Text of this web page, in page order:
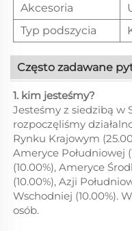
Akcesoria
Typ podszycia
Często zadawane
1. kim jesteśmy?
Jesteśmy z siedzibą w
rozpoczęliśmy
Rynku Krajowym
Ameryce Południowej
(10.00%), Ameryce
(10.00%), Azji
Wschodniej (10.00%).
osób.